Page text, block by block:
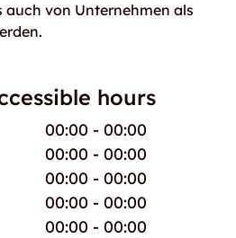
von Unternehmen als
hours
00:00 - 00:00
00:00 - 00:00
00:00 - 00:00
00:00 - 00:00
00:00 - 00:00